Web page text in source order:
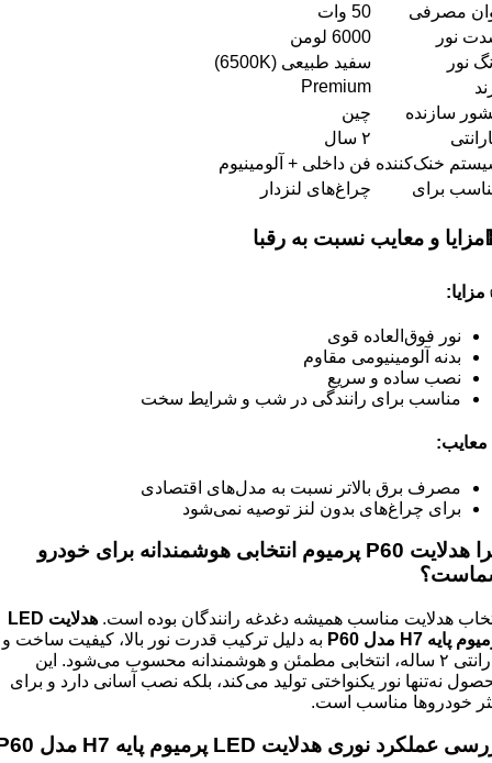
مصرفی
50 وات
نور
6000 لومن
نور
سفید طبیعی (6500K)
Premium
سازنده
چین
۲ سال
خنک‌کننده فن داخلی + آلومینیوم
برای
چراغ‌های لنزدار
مزایا و معایب نسبت به رقبا
مزایا:
نور فوق‌العاده قوی
بدنه آلومینیومی مقاوم
نصب ساده و سریع
مناسب برای رانندگی در شب و شرایط سخت
معایب:
مصرف برق بالاتر نسبت به مدل‌های اقتصادی
برای چراغ‌های بدون لنز توصیه نمی‌شود
هدلایت
پرمیوم انتخابی هوشمندانه برای خودرو
هدلایت مناسب همیشه دغدغه رانندگان بوده است. هدلایت
پایه
مدل
به دلیل ترکیب قدرت نور بالا، کیفیت ساخت و
گارانتی ۲ ساله، انتخابی مطمئن و هوشمندانه محسوب می‌شود. این
نه‌تنها نور یکنواختی تولید می‌کند، بلکه نصب آسانی دارد و برای
خودروها مناسب است.
عملکرد نوری هدلایت پرمیوم پایه مدل